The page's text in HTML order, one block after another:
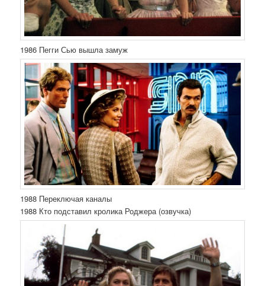
1986 Пегги Сью вышла замуж
1988 Переключая каналы
1988 Кто подставил кролика Роджера (озвучка)